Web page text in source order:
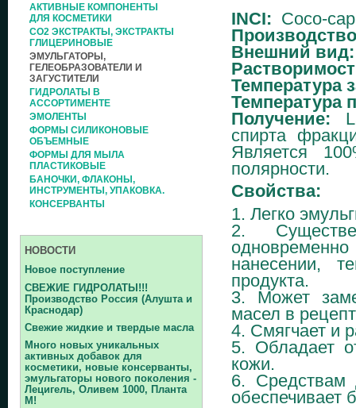
АКТИВНЫЕ КОМПОНЕНТЫ
ДЛЯ КОСМЕТИКИ
СО2 ЭКСТРАКТЫ, ЭКСТРАКТЫ
ГЛИЦЕРИНОВЫЕ
ЭМУЛЬГАТОРЫ,
ГЕЛЕОБРАЗОВАТЕЛИ И
ЗАГУСТИТЕЛИ
ГИДРОЛАТЫ В
АССОРТИМЕНТЕ
ЭМОЛЕНТЫ
ФОРМЫ СИЛИКОНОВЫЕ
ОБЪЕМНЫЕ
ФОРМЫ ДЛЯ МЫЛА
ПЛАСТИКОВЫЕ
БАНОЧКИ, ФЛАКОНЫ,
ИНСТРУМЕНТЫ, УПАКОВКА.
КОНСЕРВАНТЫ
НОВОСТИ
Новое поступление
СВЕЖИЕ ГИДРОЛАТЫ!!!
Производство Россия (Алушта и
Краснодар)
Свежие жидкие и твердые масла
Много новых уникальных
активных добавок для
косметики, новые консерванты,
эмульгаторы нового поколения -
Лецигель, Оливем 1000, Планта
М!
INCI: Coco-
Внешний вид:
Температура
Температура
Получение:
спирта
Является
полярности.
Свойства:
1. Легко
2.
нанесении,
продукта.
3. Может
масел в
4. Смягчает и
5. Обладает
кожи.
6. Средствам
обеспечивает